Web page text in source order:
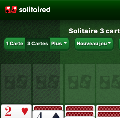
Solitaire 3
1 Carte 3 Cartes Plus Nouveau jeu